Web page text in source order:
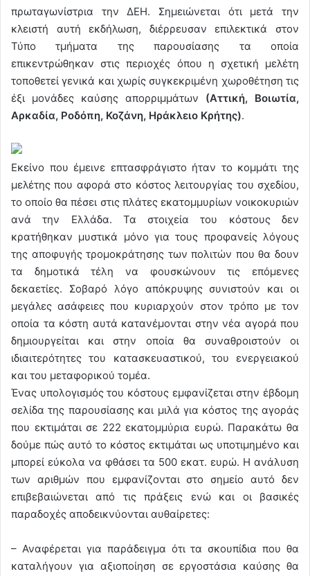
πρωταγωνίστρια την ΔΕΗ. Σημειώνεται ότι μετά την
κλειστή αυτή εκδήλωση, διέρρευσαν επιλεκτικά στον
Τύπο τμήματα της παρουσίασης τα οποία
επικεντρώθηκαν στις περιοχές όπου η σχετική μελέτη
τοποθετεί γενικά και χωρίς συγκεκριμένη χωροθέτηση τις
έξι μονάδες καύσης απορριμμάτων (Αττική, Βοιωτία,
Αρκαδία, Ροδόπη, Κοζάνη, Ηράκλειο Κρήτης).
Εκείνο που έμεινε επτασφράγιστο ήταν το κομμάτι της
μελέτης που αφορά στο κόστος λειτουργίας του σχεδίου,
το οποίο θα πέσει στις πλάτες εκατομμυρίων νοικοκυριών
ανά την Ελλάδα. Τα στοιχεία του κόστους δεν
κρατήθηκαν μυστικά μόνο για τους προφανείς λόγους
της αποφυγής τρομοκράτησης των πολιτών που θα δουν
τα δημοτικά τέλη να φουσκώνουν τις επόμενες
δεκαετίες. Σοβαρό λόγο απόκρυψης συνιστούν και οι
μεγάλες ασάφειες που κυριαρχούν στον τρόπο με τον
οποία τα κόστη αυτά κατανέμονται στην νέα αγορά που
δημιουργείται και στην οποία θα συναθροιστούν οι
ιδιαιτερότητες του κατασκευαστικού, του ενεργειακού
και του μεταφορικού τομέα.
Ένας υπολογισμός του κόστους εμφανίζεται στην έβδομη
σελίδα της παρουσίασης και μιλά για κόστος της αγοράς
που εκτιμάται σε 222 εκατομμύρια ευρώ. Παρακάτω θα
δούμε πώς αυτό το κόστος εκτιμάται ως υποτιμημένο και
μπορεί εύκολα να φθάσει τα 500 εκατ. ευρώ. Η ανάλυση
των αριθμών που εμφανίζονται στο σημείο αυτό δεν
επιβεβαιώνεται από τις πράξεις ενώ και οι βασικές
παραδοχές αποδεικνύονται αυθαίρετες:
– Αναφέρεται για παράδειγμα ότι τα σκουπίδια που θα
καταλήγουν για αξιοποίηση σε εργοστάσια καύσης θα